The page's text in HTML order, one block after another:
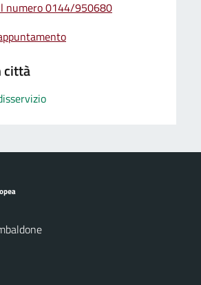
numero 0144/950680
città